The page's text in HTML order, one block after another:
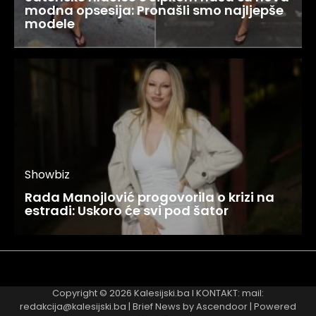
modna opsesija: Pronašli smo najljepše
modele
Showbiz
Rada Manojlović progovorila o krizi na
estradi: Uskoro će svi pod šator
Copyright © 2026 Kalesijski.ba I KONTAKT: mail:
redakcija@kalesijski.ba | Brief News byAscendoor| Powered